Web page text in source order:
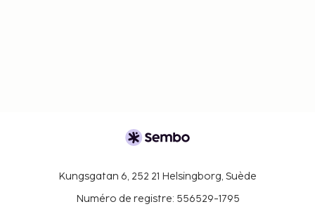
Kungsgatan 6, 252 21 Helsingborg, Suède
Numéro de registre: 556529-1795